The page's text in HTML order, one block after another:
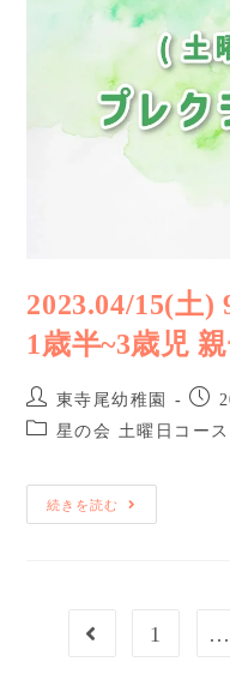
2023.04/15(土)
1歳半~3歳児
東寺尾幼稚園
星の会 土曜日コース
続きを読む
1